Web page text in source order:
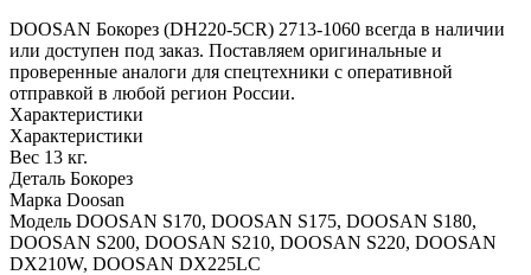
DOOSAN Бокорез (DH220-5CR) 2713-1060 всегда в наличии
или доступен под заказ. Поставляем оригинальные и
проверенные аналоги для спецтехники с оперативной
отправкой в любой регион России.
Характеристики
Характеристики
Вес 13 кг.
Деталь Бокорез
Марка Doosan
Модель DOOSAN S170, DOOSAN S175, DOOSAN S180,
DOOSAN S200, DOOSAN S210, DOOSAN S220, DOOSAN
DX210W, DOOSAN DX225LC